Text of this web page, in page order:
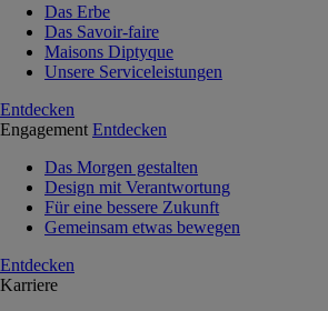
Das Erbe
Das Savoir-faire
Maisons Diptyque
Unsere Serviceleistungen
Entdecken
Engagement Entdecken
Das Morgen gestalten
Design mit Verantwortung
Für eine bessere Zukunft
Gemeinsam etwas bewegen
Entdecken
Karriere